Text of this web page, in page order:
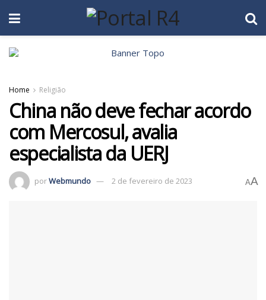
Home Religião
China não deve fechar acordo
com Mercosul, avalia
especialista da UERJ
porWebmundo 2 de fevereiro de 2023 AA